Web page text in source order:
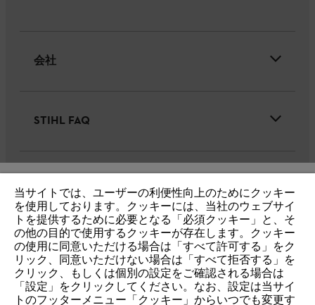
会社
STIHL FAQ
個人情報保護・サイトの利用 クッキー
製品保証(一般向け)
IHR BROWSER WIRD NICHT
UNTERSTÜTZT
Sie nutzen einen Browser, den wir noch nicht unterstützen. Für
eine optimale Nutzung unserer Seite empfehlen wir Ihnen, zu
einem der folgenden Browser zu wechseln:
当サイトでは、ユーザーの利便性向上のためにクッキー
を使用しております。クッキーには、当社のウェブサイ
トを提供するために必要となる「必須クッキー」と、そ
の他の目的で使用するクッキーが存在します。クッキー
の使用に同意いただける場合は「すべて許可する」をク
リック、同意いただけない場合は「すべて拒否する」を
クリック、もしくは個別の設定をご確認される場合は
「設定」をクリックしてください。なお、設定は当サイ
トのフッターメニュー「クッキー」からいつでも変更す